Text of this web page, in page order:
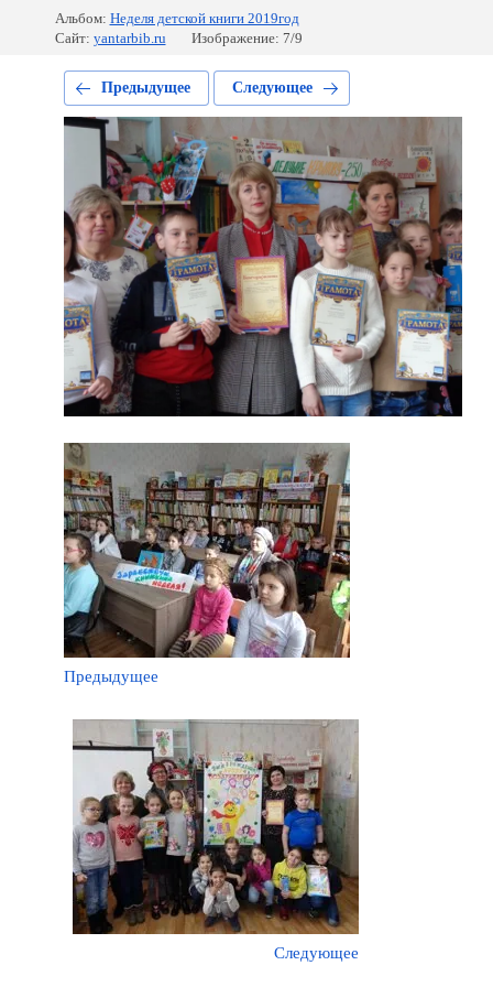
Альбом: Неделя детской книги 2019год
Сайт: yantarbib.ru Изображение: 7/9
Предыдущее Следующее
Предыдущее
Следующее